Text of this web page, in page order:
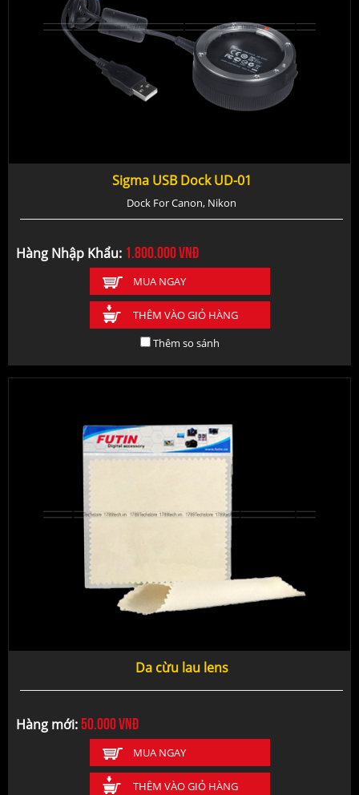
Sigma USB Dock UD-01
Dock For Canon, Nikon
Hàng Nhập Khẩu: 1.800.000vnđ
MUA NGAY
THÊM VÀO GIỎ HÀNG
Thêm so sánh
Da cừu lau lens
Hàng mới:50.000vnđ
MUA NGAY
THÊM VÀO GIỎ HÀNG